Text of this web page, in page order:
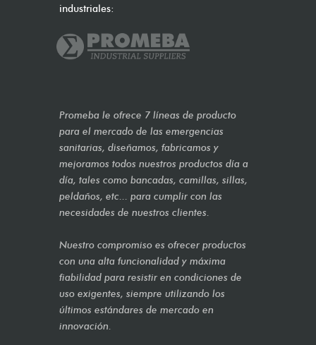
industriales:
Promeba le ofrece 7 líneas de producto
para el mercado de las emergencias
sanitarias, diseñamos, fabricamos y
mejoramos todos nuestros productos día a
día, tales como bancadas, camillas, sillas,
peldaños, etc... para cumplir con las
necesidades de nuestros clientes.
Nuestro compromiso es ofrecer productos
con una alta funcionalidad y máxima
fiabilidad para resistir en condiciones de
uso exigentes, siempre utilizando los
últimos estándares de mercado en
innovación.